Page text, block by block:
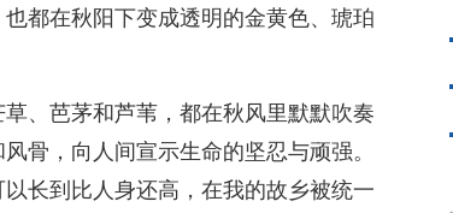
都在秋阳下变成透明的金黄色、琥珀
、芭茅和芦苇，都在秋风里默默吹奏
骨，向人间宣示生命的坚忍与顽强。
长到比人身还高，在我的故乡被统一